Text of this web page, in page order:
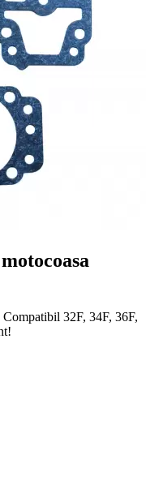
32F, 34F, 36F,